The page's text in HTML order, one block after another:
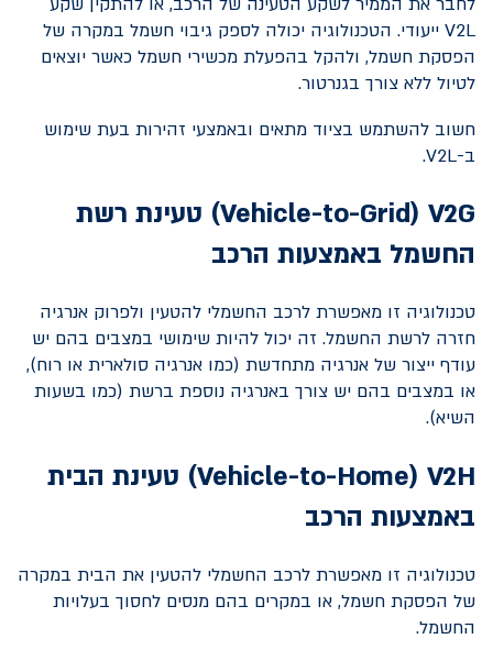
V2L ייעודי. הטכנולוגיה יכולה לספק גיבוי חשמל במקרה של
הפסקת חשמל, ולהקל בהפעלת מכשירי חשמל כאשר יוצאים
לטיול ללא צורך בגנרטור.
חשוב להשתמש בציוד מתאים ובאמצעי זהירות בעת שימוש
ב-V2L
.
V2G
(
Vehicle-to-Grid) טעינת רשת
החשמל באמצעות הרכב
טכנולוגיה זו מאפשרת לרכב החשמלי להטעין ולפרוק אנרגיה
חזרה לרשת החשמל. זה יכול להיות שימושי במצבים בהם יש
עודף ייצור של אנרגיה מתחדשת (כמו אנרגיה סולארית או רוח),
או במצבים בהם יש צורך באנרגיה נוספת ברשת (כמו בשעות
השיא).
V2H
(
Vehicle-to-Home) טעינת הבית
באמצעות הרכב
טכנולוגיה זו מאפשרת לרכב החשמלי להטעין את הבית במקרה
של הפסקת חשמל, או במקרים בהם מנסים לחסוך בעלויות
החשמל.